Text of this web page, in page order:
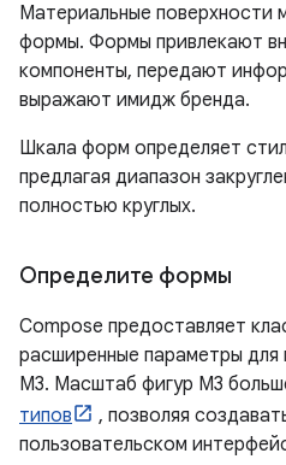
Материальные поверхности
формы. Формы привлекают
компоненты, передают
выражают имидж бренда.
Шкала форм определяет
предлагая диапазон
полностью круглых.
Определите формы
Compose предоставляет
расширенные параметры
M3. Масштаб фигур M3
типов
, позволяя
пользовательском